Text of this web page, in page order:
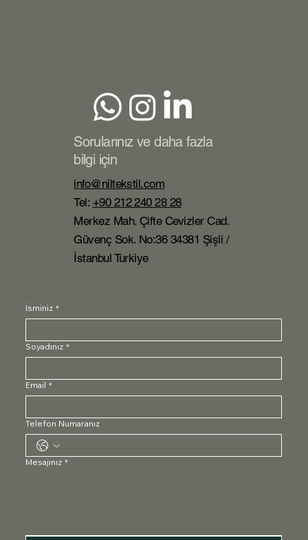
Sorularınız ve daha fazla
bilgi için
info@niltekstil.com
Tel: +90 212 240 28 28
Merkez Mah. Çifte Cevizler Cad.
Güvenç Sok. No:36 34381 Şişli /
İstanbul Turkiye
İsminiz *
Soyadınız *
Email *
Telefon Numaranız
Mesajınız *